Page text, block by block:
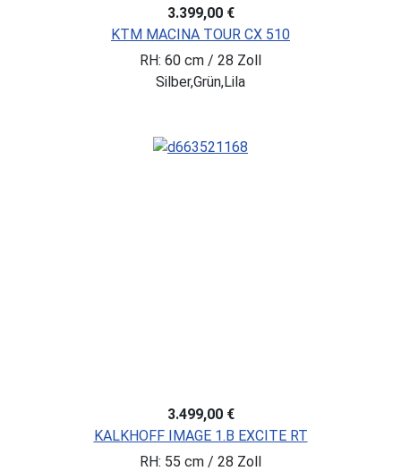
3.399,00 €
KTM MACINA TOUR CX 510
RH: 60 cm / 28 Zoll
Silber,Grün,Lila
3.499,00 €
KALKHOFF IMAGE 1.B EXCITE RT
RH: 55 cm / 28 Zoll